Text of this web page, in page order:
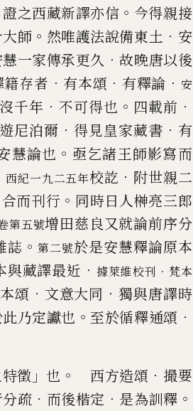
證之西藏新譯亦信 。 今得親接
師 。 然唯護法說備東土 ． 安
慧一家傳承更久 ．故晚唐以後
存者 ． 有本頌 ． 有釋論 ． 安
千年 ． 不可得也 。 四載前 ．
尼泊爾 ． 得見皇家藏書 ． 有
慧論也 。 亟乞諸王師影寫而
西紀一九二五年校訖 ． 附世親二
合而刊行 。 同時日 人榊亮三郎
第五號增田慈良又就論前序分
誌 。第二號於是安慧釋論原本
與藏譯最近 ． 據萊維校刊 ． 梵本
頌 ． 文意大同 ．獨與唐譯時
此乃定讞也 。 至於循釋通頌 ．
徵 」也 。 西方造頌 ． 撮要
疏 ． 而後楷定 ． 是為訓釋 。